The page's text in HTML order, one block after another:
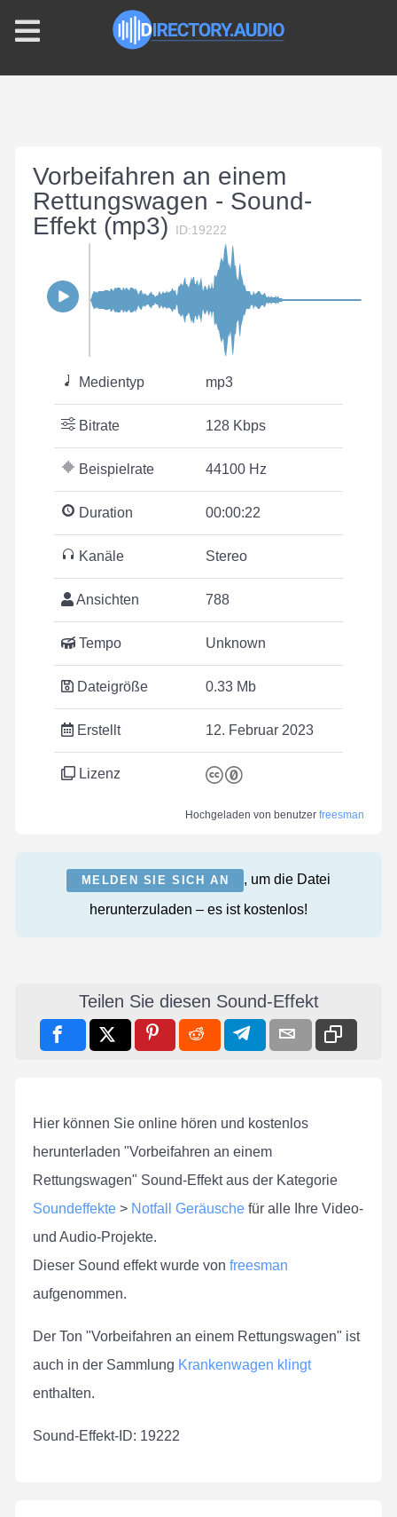
Vorbeifahren an einem
Rettungswagen - Sound-
Effekt (mp3)
ID:19222
Medientyp mp3
Bitrate 128 Kbps
Beispielrate 44100 Hz
Duration 00:00:22
Kanäle Stereo
Ansichten 788
Tempo Unknown
Dateigröße 0.33 Mb
Erstellt 12. Februar 2023
Lizenz
Hochgeladen von benutzer freesman
MELDEN SIE SICH AN
, um die Datei
herunterzuladen – es ist kostenlos!
Teilen Sie diesen Sound-Effekt
Hier können Sie online hören und kostenlos
herunterladen "Vorbeifahren an einem
Rettungswagen" Sound-Effekt aus der Kategorie
Soundeffekte > Notfall Geräusche für alle Ihre Video-
und Audio-Projekte.
Dieser Sound effekt wurde von freesman
aufgenommen.
Der Ton "Vorbeifahren an einem Rettungswagen" ist
auch in der Sammlung Krankenwagen klingt
enthalten.
Sound-Effekt-ID: 19222